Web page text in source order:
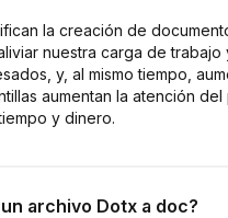
la creación de
nuestra carga de trabajo
y, al mismo tiempo,
aumentan la atención del
y dinero.
archivo Dotx a doc?